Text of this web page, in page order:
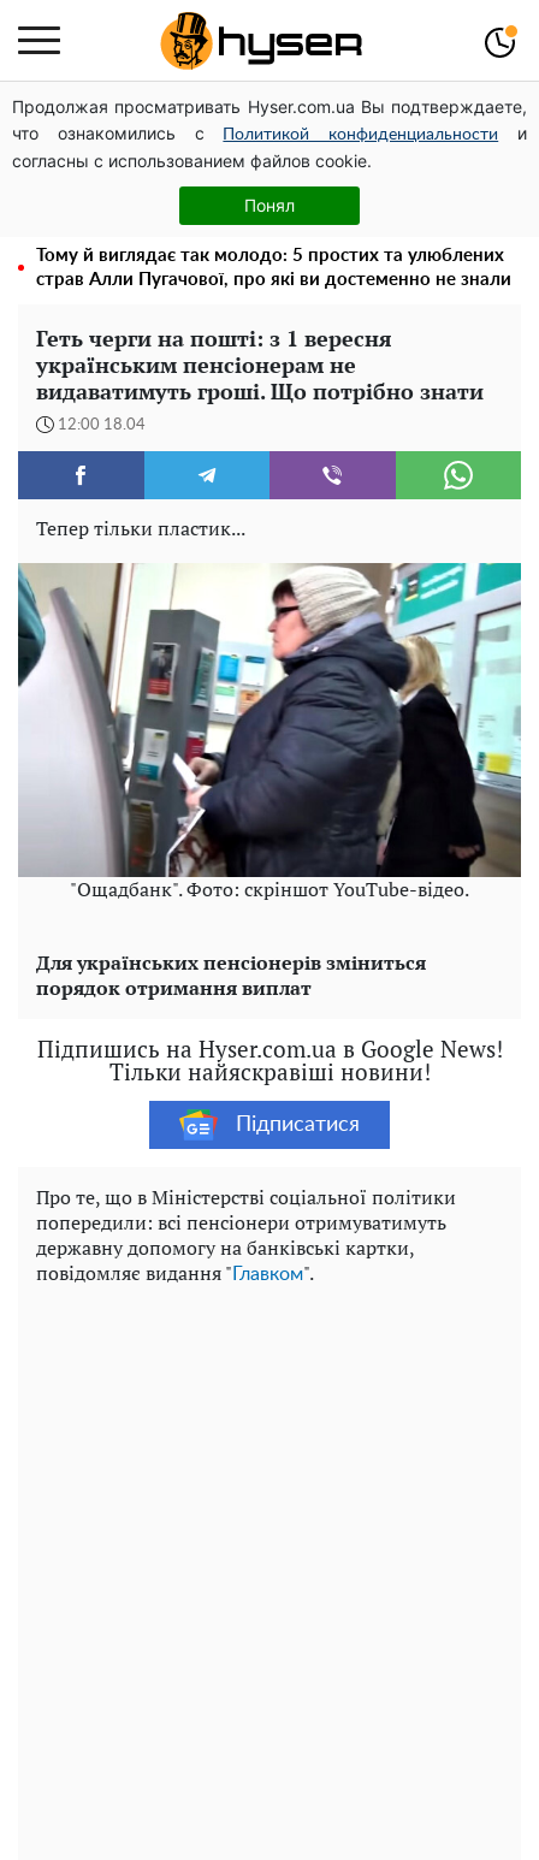
Продолжая просматривать Hyser.com.ua Вы подтверждаете,
что ознакомились с
Политикой конфиденциальности
и
согласны с использованием файлов cookie.
Понял
Дрони із націнкою: Олександр Конотопський вивів
мільйони оборонного бюджету через фіктивну фірму в
Естонії
Олена Тополя злив відео – це далеко не все: фронтмен
"Антитіла" Тарас Тополя став наступним
Тому й виглядає так молодо: 5 простих та улюблених
страв Алли Пугачової, про які ви достеменно не знали
Геть черги на пошті: з 1 вересня
українським пенсіонерам не
видаватимуть гроші. Що потрібно знати
12:00 18.04
Тепер тільки пластик...
"Ощадбанк". Фото: скріншот YouTube-відео.
Для українських пенсіонерів зміниться
порядок отримання виплат
Підпишись на Hyser.com.ua в Google News!
Тільки найяскравіші новини!
Підписатися
Про те, що в Міністерстві соціальної політики
попередили: всі пенсіонери отримуватимуть
державну допомогу на банківські картки,
повідомляє видання " Главком".